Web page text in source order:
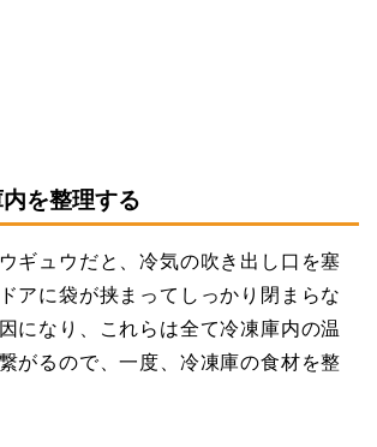
を整理する
ギュウだと、冷気の吹き出し口を塞
アに袋が挟まってしっかり閉まらな
になり、これらは全て冷凍庫内の温
がるので、一度、冷凍庫の食材を整